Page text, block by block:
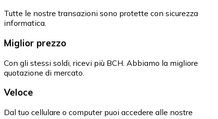
Tutte le nostre transazioni sono protette con sicurezza
informatica.
Miglior prezzo
Con gli stessi soldi, ricevi più BCH. Abbiamo la migliore
quotazione di mercato.
Veloce
Dal tuo cellulare o computer puoi accedere alle nostre